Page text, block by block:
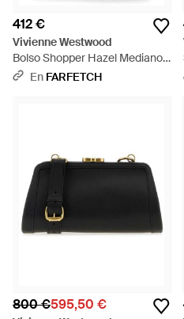
412 €
Vivienne Westwood
Bolso Shopper Hazel Mediano
De Piel Granulada - Negro
En FARFETCH
800 €595,50 €